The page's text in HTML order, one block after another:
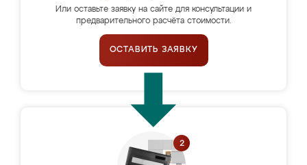
Или оставьте заявку на сайте для консультации и
предварительного расчёта стоимости.
ОСТАВИТЬ ЗАЯВКУ